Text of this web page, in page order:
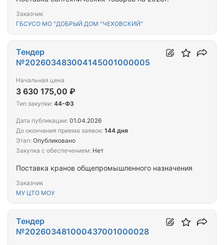
Заказчик
ГБСУСО МО "ДОБРЫЙ ДОМ "ЧЕХОВСКИЙ"
Поставка кранов общепромышленного назначения
Заказчик
МУ ЦТО МОУ
Тендер
№202603483004145001000005
Начальная цена
3 630 175,00 ₽
Тип закупки: 44-ФЗ
Дата публикации: 01.04.2026
До окончания приема заявок: 144 дня
Этап: Опубликовано
Закупка с обеспечением: Нет
Тендер
№202603481000437001000028